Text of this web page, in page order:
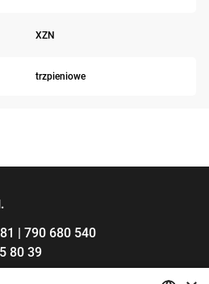
XZN
trzpieniowe
| 790 680 540
80 39